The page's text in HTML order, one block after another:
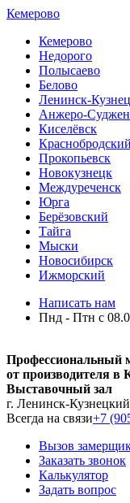
Кемерово
Кемерово
Недорого
Полысаево
Белово
Ленинск-
Анжеро-
Киселёвск
Краснобродский
Прокопьевск
Новокузнецк
Междуреченск
Юрга
Берёзовский
Тайга
Мыски
Новосибирск
Ижморский
Написать нам
Пнд - Птн с
Профессиональный
от производителя в
Выставочный зал
г. Ленинск-
Всегда на связи+7
Вызов
Заказать звонок
Калькулятор
Задать вопрос